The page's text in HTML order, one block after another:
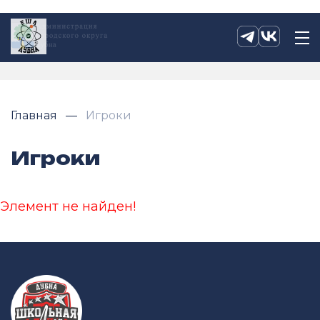
Главная Игроки
Игроки
Элемент не найден!